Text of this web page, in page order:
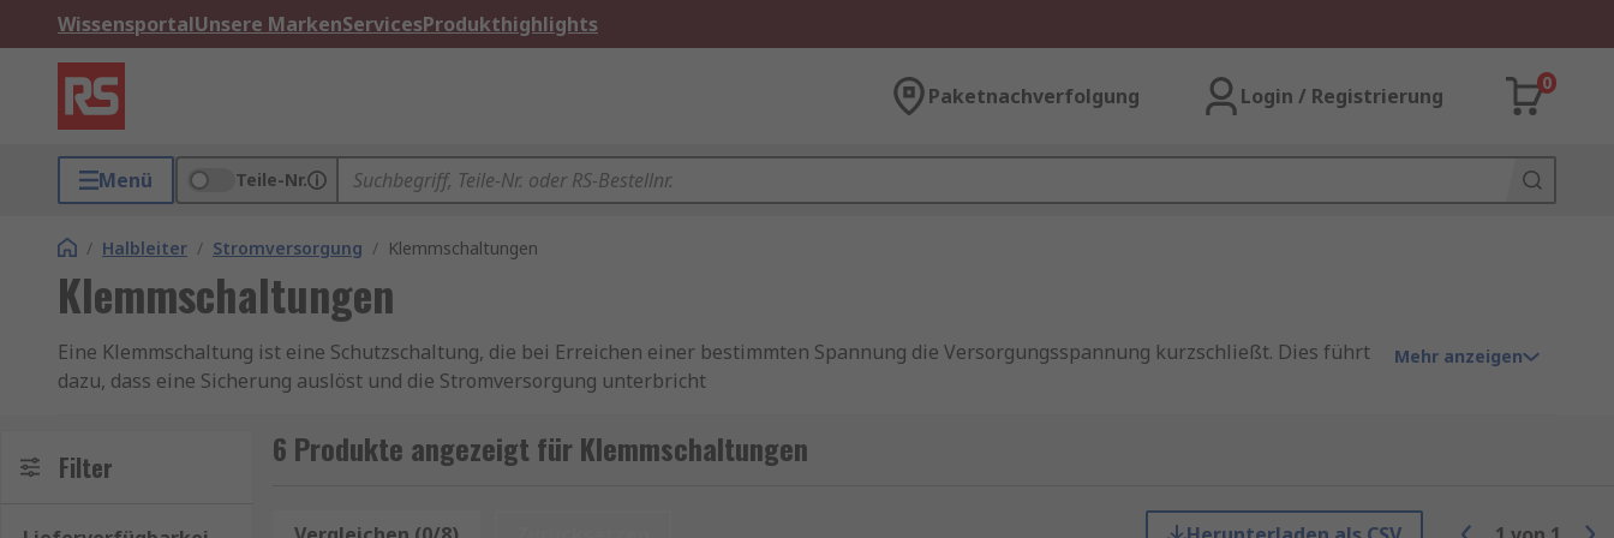
WissensportalUnsere MarkenServicesProdukthighlights
Paketnachverfolgung Login / Registrierung
0
Menü Teile-Nr.
/ Halbleiter / Stromversorgung / Klemmschaltungen
Klemmschaltungen
Eine Klemmschaltung ist eine Schutzschaltung, die bei Erreichen einer bestimmten Spannung die Versorgungsspannung kurzschließt. Dies führt
dazu, dass eine Sicherung auslöst und die Stromversorgung unterbricht
Diese Schaltungen werden häufig in Gleichstromversorgungen verwendet, um teure Baugruppen, deren Betriebsspannung eng toleriert ist, vor
einem Versagen der Spannungsregelung zu schützen
Funktionsweise von Klemmschaltungen
Mehr anzeigen
Filter 6 Produkte angezeigt für Klemmschaltungen